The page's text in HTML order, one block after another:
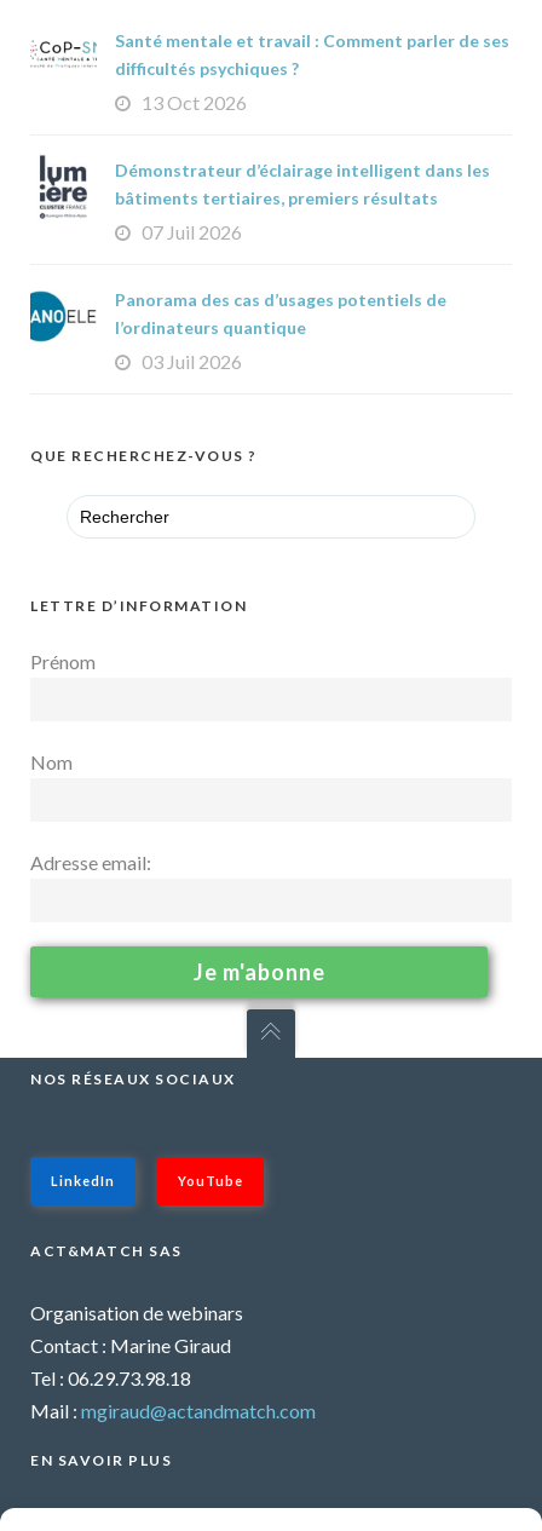
Santé mentale et travail : Comment parler de ses
difficultés psychiques ?
13 Oct 2026
Démonstrateur d’éclairage intelligent dans les
bâtiments tertiaires, premiers résultats
07 Juil 2026
Panorama des cas d’usages potentiels de
l’ordinateurs quantique
03 Juil 2026
QUE RECHERCHEZ-VOUS ?
Search
for:
LETTRE D’INFORMATION
Prénom
Nom
Adresse email:
NOS RÉSEAUX SOCIAUX
LinkedIn YouTube
ACT&MATCH SAS
Organisation de webinars
Contact : Marine Giraud
Tel : 06.29.73.98.18
Mail : mgiraud@actandmatch.com
EN SAVOIR PLUS